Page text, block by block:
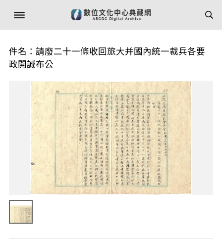
件名：請廢二十一條收回旅大并國內統一裁兵各要
政開誠布公